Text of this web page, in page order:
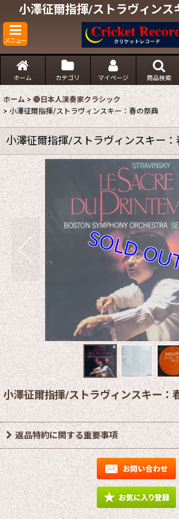
小澤征爾指揮/ストラヴィンス
メニュー
ホーム カテゴリ マイページ 商品検索
ホーム > 🔴日本人演奏家クラシック
> 小澤征爾指揮/ストラヴィンスキー：春の祭典
小澤征爾指揮/ストラヴィンスキー：
小澤征爾指揮/ストラヴィンスキー：
返品特約に関する重要事項